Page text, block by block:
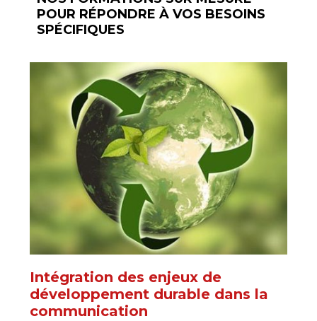
POUR RÉPONDRE À VOS BESOINS
SPÉCIFIQUES
Intégration des enjeux de
développement durable dans la
communication